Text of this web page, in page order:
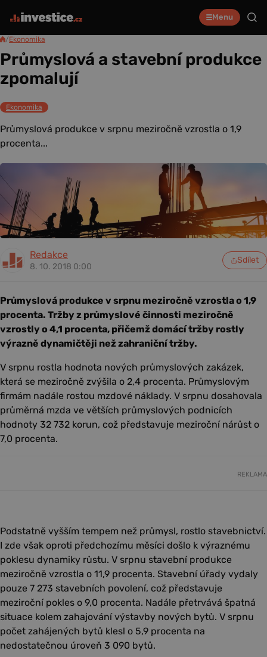
Menu
/Ekonomika
Průmyslová a stavební produkce
zpomalují
Ekonomika
Průmyslová produkce v srpnu meziročně vzrostla o 1,9
procenta...
Redakce
8. 10. 2018 0:00
Sdílet
Průmyslová produkce v srpnu meziročně vzrostla o 1,9
procenta. Tržby z průmyslové činnosti meziročně
vzrostly o 4,1 procenta, přičemž domácí tržby rostly
výrazně dynamičtěji než zahraniční tržby.
V srpnu rostla hodnota nových průmyslových zakázek,
která se meziročně zvýšila o 2,4 procenta. Průmyslovým
firmám nadále rostou mzdové náklady. V srpnu dosahovala
průměrná mzda ve větších průmyslových podnicích
hodnoty 32 732 korun, což představuje meziroční nárůst o
7,0 procenta.
REKLAMA
Podstatně vyšším tempem než průmysl, rostlo stavebnictví.
I zde však oproti předchozímu měsíci došlo k výraznému
poklesu dynamiky růstu. V srpnu stavební produkce
meziročně vzrostla o 11,9 procenta. Stavební úřady vydaly
pouze 7 273 stavebních povolení, což představuje
meziroční pokles o 9,0 procenta. Nadále přetrvává špatná
situace kolem zahajování výstavby nových bytů. V srpnu
počet zahájených bytů klesl o 5,9 procenta na
nedostatečnou úroveň 3 090 bytů.